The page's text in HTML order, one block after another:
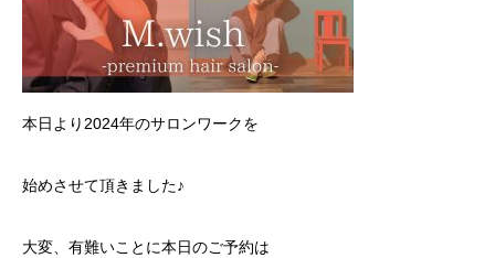
本日より2024年のサロンワークを
始めさせて頂きました♪
大変、有難いことに本日のご予約は